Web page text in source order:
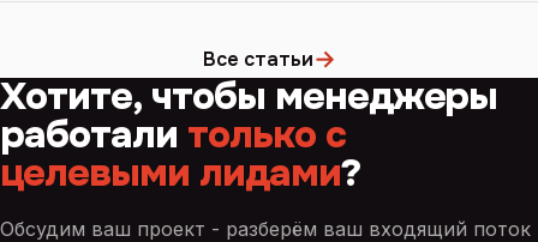
Все статьи→
Хотите, чтобы менеджеры
работали только с
целевыми лидами?
Обсудим ваш проект - разберём ваш входящий поток